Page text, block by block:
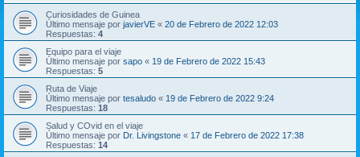
Curiosidades de Guinea
Último mensaje por javierVE « 20 de Febrero de 2022 12:03
Respuestas: 4
Equipo para el viaje
Último mensaje por sapo « 19 de Febrero de 2022 15:43
Respuestas: 5
Ruta de Viaje
Último mensaje por tesaludo « 19 de Febrero de 2022 9:24
Respuestas: 18
Salud y COvid en el viaje
Último mensaje por Dr. Livingstone « 17 de Febrero de 2022 17:38
Respuestas: 14